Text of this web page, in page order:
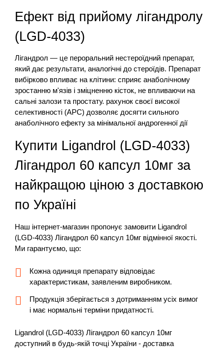
Ефект від прийому лігандролу
(LGD-4033)
Лігандрол — це пероральний нестероїдний препарат,
який дає результати, аналогічні до стероїдів. Препарат
вибірково впливає на клітини: сприяє анаболічному
зростанню м'язів і зміцненню кісток, не впливаючи на
сальні залози та простату. рахунок своєї високої
селективності (АРС) дозволяє досягти сильного
анаболічного ефекту за мінімальної андрогенної дії
Купити Ligandrol (LGD-4033)
Лігандрол 60 капсул 10мг за
найкращою ціною з доставкою
по Україні
Наш інтернет-магазин пропонує замовити Ligandrol
(LGD-4033) Лігандрол 60 капсул 10мг відмінної якості.
Ми гарантуємо, що:
Кожна одиниця препарату відповідає
характеристикам, заявленим виробником.
Продукція зберігається з дотриманням усіх вимог
і має нормальні терміни придатності.
Ligandrol (LGD-4033) Лігандрол 60 капсул 10мг
доступний в будь-якій точці України - доставка